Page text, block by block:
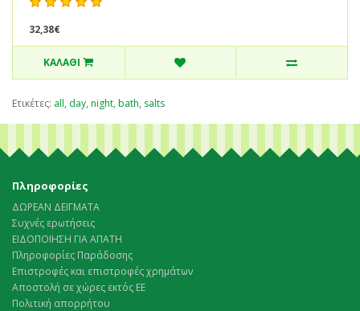
32,38€
ΚΑΛΆΘΙ
Ετικέτες: all, day, night, bath, salts
Πληροφορίες
ΔΩΡΕΑΝ ΔΕΙΓΜΑΤΑ
Συχνές ερωτήσεις
ΕΙΔΟΠΟΙΗΣΗ ΓΙΑ ΑΠΑΤΗ
Πληροφορίες Παράδοσης
Επιστροφές και επιστροφές χρημάτων
Αποστολή σε χώρες εκτός ΕΕ
Πολιτική απορρήτου